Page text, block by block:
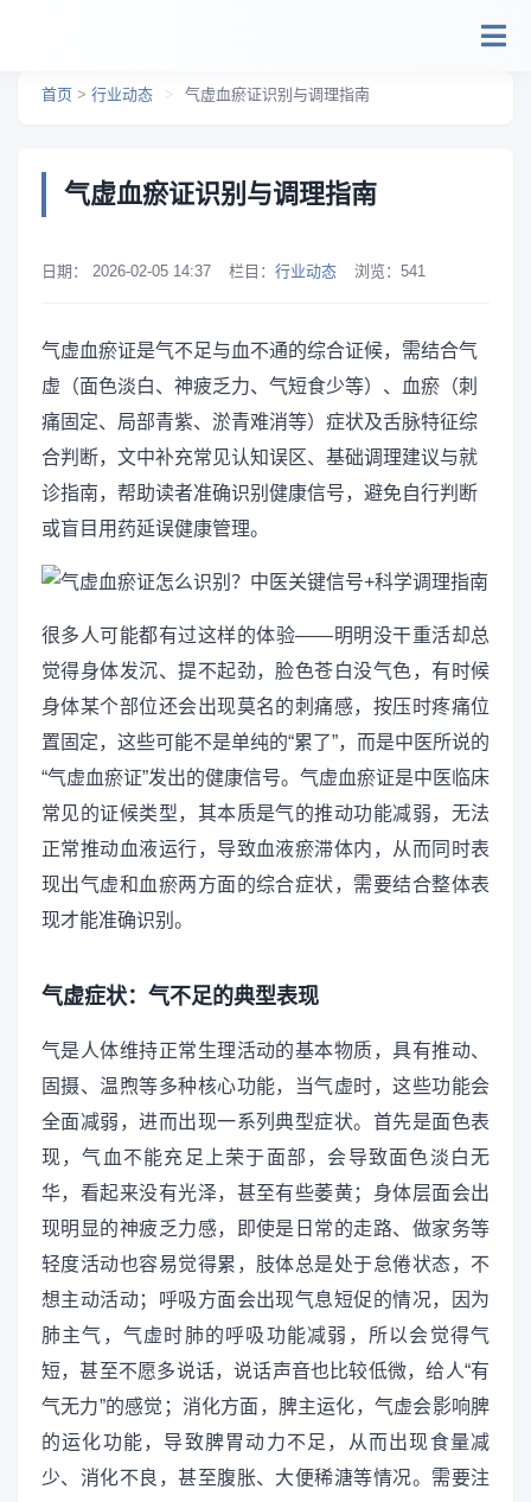
首页 > 行业动态 > 气虚血瘀证识别与调理指南
气虚血瘀证识别与调理指南
日期： 2026-02-05 14:37 栏目： 行业动态 浏览： 541
气虚血瘀证是气不足与血不通的综合证候，需结合气
虚（面色淡白、神疲乏力、气短食少等）、血瘀（刺
痛固定、局部青紫、淤青难消等）症状及舌脉特征综
合判断，文中补充常见认知误区、基础调理建议与就
诊指南，帮助读者准确识别健康信号，避免自行判断
或盲目用药延误健康管理。
很多人可能都有过这样的体验——明明没干重活却总
觉得身体发沉、提不起劲，脸色苍白没气色，有时候
身体某个部位还会出现莫名的刺痛感，按压时疼痛位
置固定，这些可能不是单纯的“累了”，而是中医所说的
“气虚血瘀证”发出的健康信号。气虚血瘀证是中医临床
常见的证候类型，其本质是气的推动功能减弱，无法
正常推动血液运行，导致血液瘀滞体内，从而同时表
现出气虚和血瘀两方面的综合症状，需要结合整体表
现才能准确识别。
气虚症状：气不足的典型表现
气是人体维持正常生理活动的基本物质，具有推动、
固摄、温煦等多种核心功能，当气虚时，这些功能会
全面减弱，进而出现一系列典型症状。首先是面色表
现，气血不能充足上荣于面部，会导致面色淡白无
华，看起来没有光泽，甚至有些萎黄；身体层面会出
现明显的神疲乏力感，即使是日常的走路、做家务等
轻度活动也容易觉得累，肢体总是处于怠倦状态，不
想主动活动；呼吸方面会出现气息短促的情况，因为
肺主气，气虚时肺的呼吸功能减弱，所以会觉得气
短，甚至不愿多说话，说话声音也比较低微，给人“有
气无力”的感觉；消化方面，脾主运化，气虚会影响脾
的运化功能，导致脾胃动力不足，从而出现食量减
少、消化不良，甚至腹胀、大便稀溏等情况。需要注